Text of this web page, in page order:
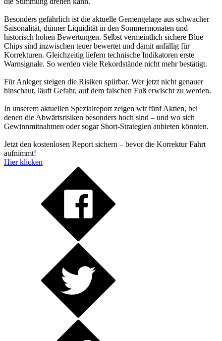
Besonders gefährlich ist die aktuelle Gemengelage aus schwacher
Saisonalität, dünner Liquidität in den Sommermonaten und
historisch hohen Bewertungen. Selbst vermeintlich sichere Blue
Chips sind inzwischen teuer bewertet und damit anfällig für
Korrekturen. Gleichzeitig liefern technische Indikatoren erste
Warnsignale. So werden viele Rekordstände nicht mehr bestätigt.
Für Anleger steigen die Risiken spürbar. Wer jetzt nicht genauer
hinschaut, läuft Gefahr, auf dem falschen Fuß erwischt zu werden.
In unserem aktuellen Spezialreport zeigen wir fünf Aktien, bei
denen die Abwärtsrisiken besonders hoch sind – und wo sich
Gewinnmitnahmen oder sogar Short-Strategien anbieten könnten.
Jetzt den kostenlosen Report sichern – bevor die Korrektur Fahrt
aufnimmt!
Hier klicken